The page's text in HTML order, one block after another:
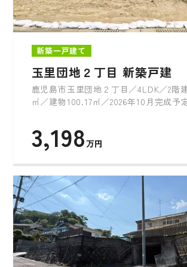
新築一戸建て
玉里団地２丁目 新築戸建
鹿児島市玉里団地２丁目／4LDK／2階
㎡／建物100.17㎡／2026年10月完成予
3,198万円